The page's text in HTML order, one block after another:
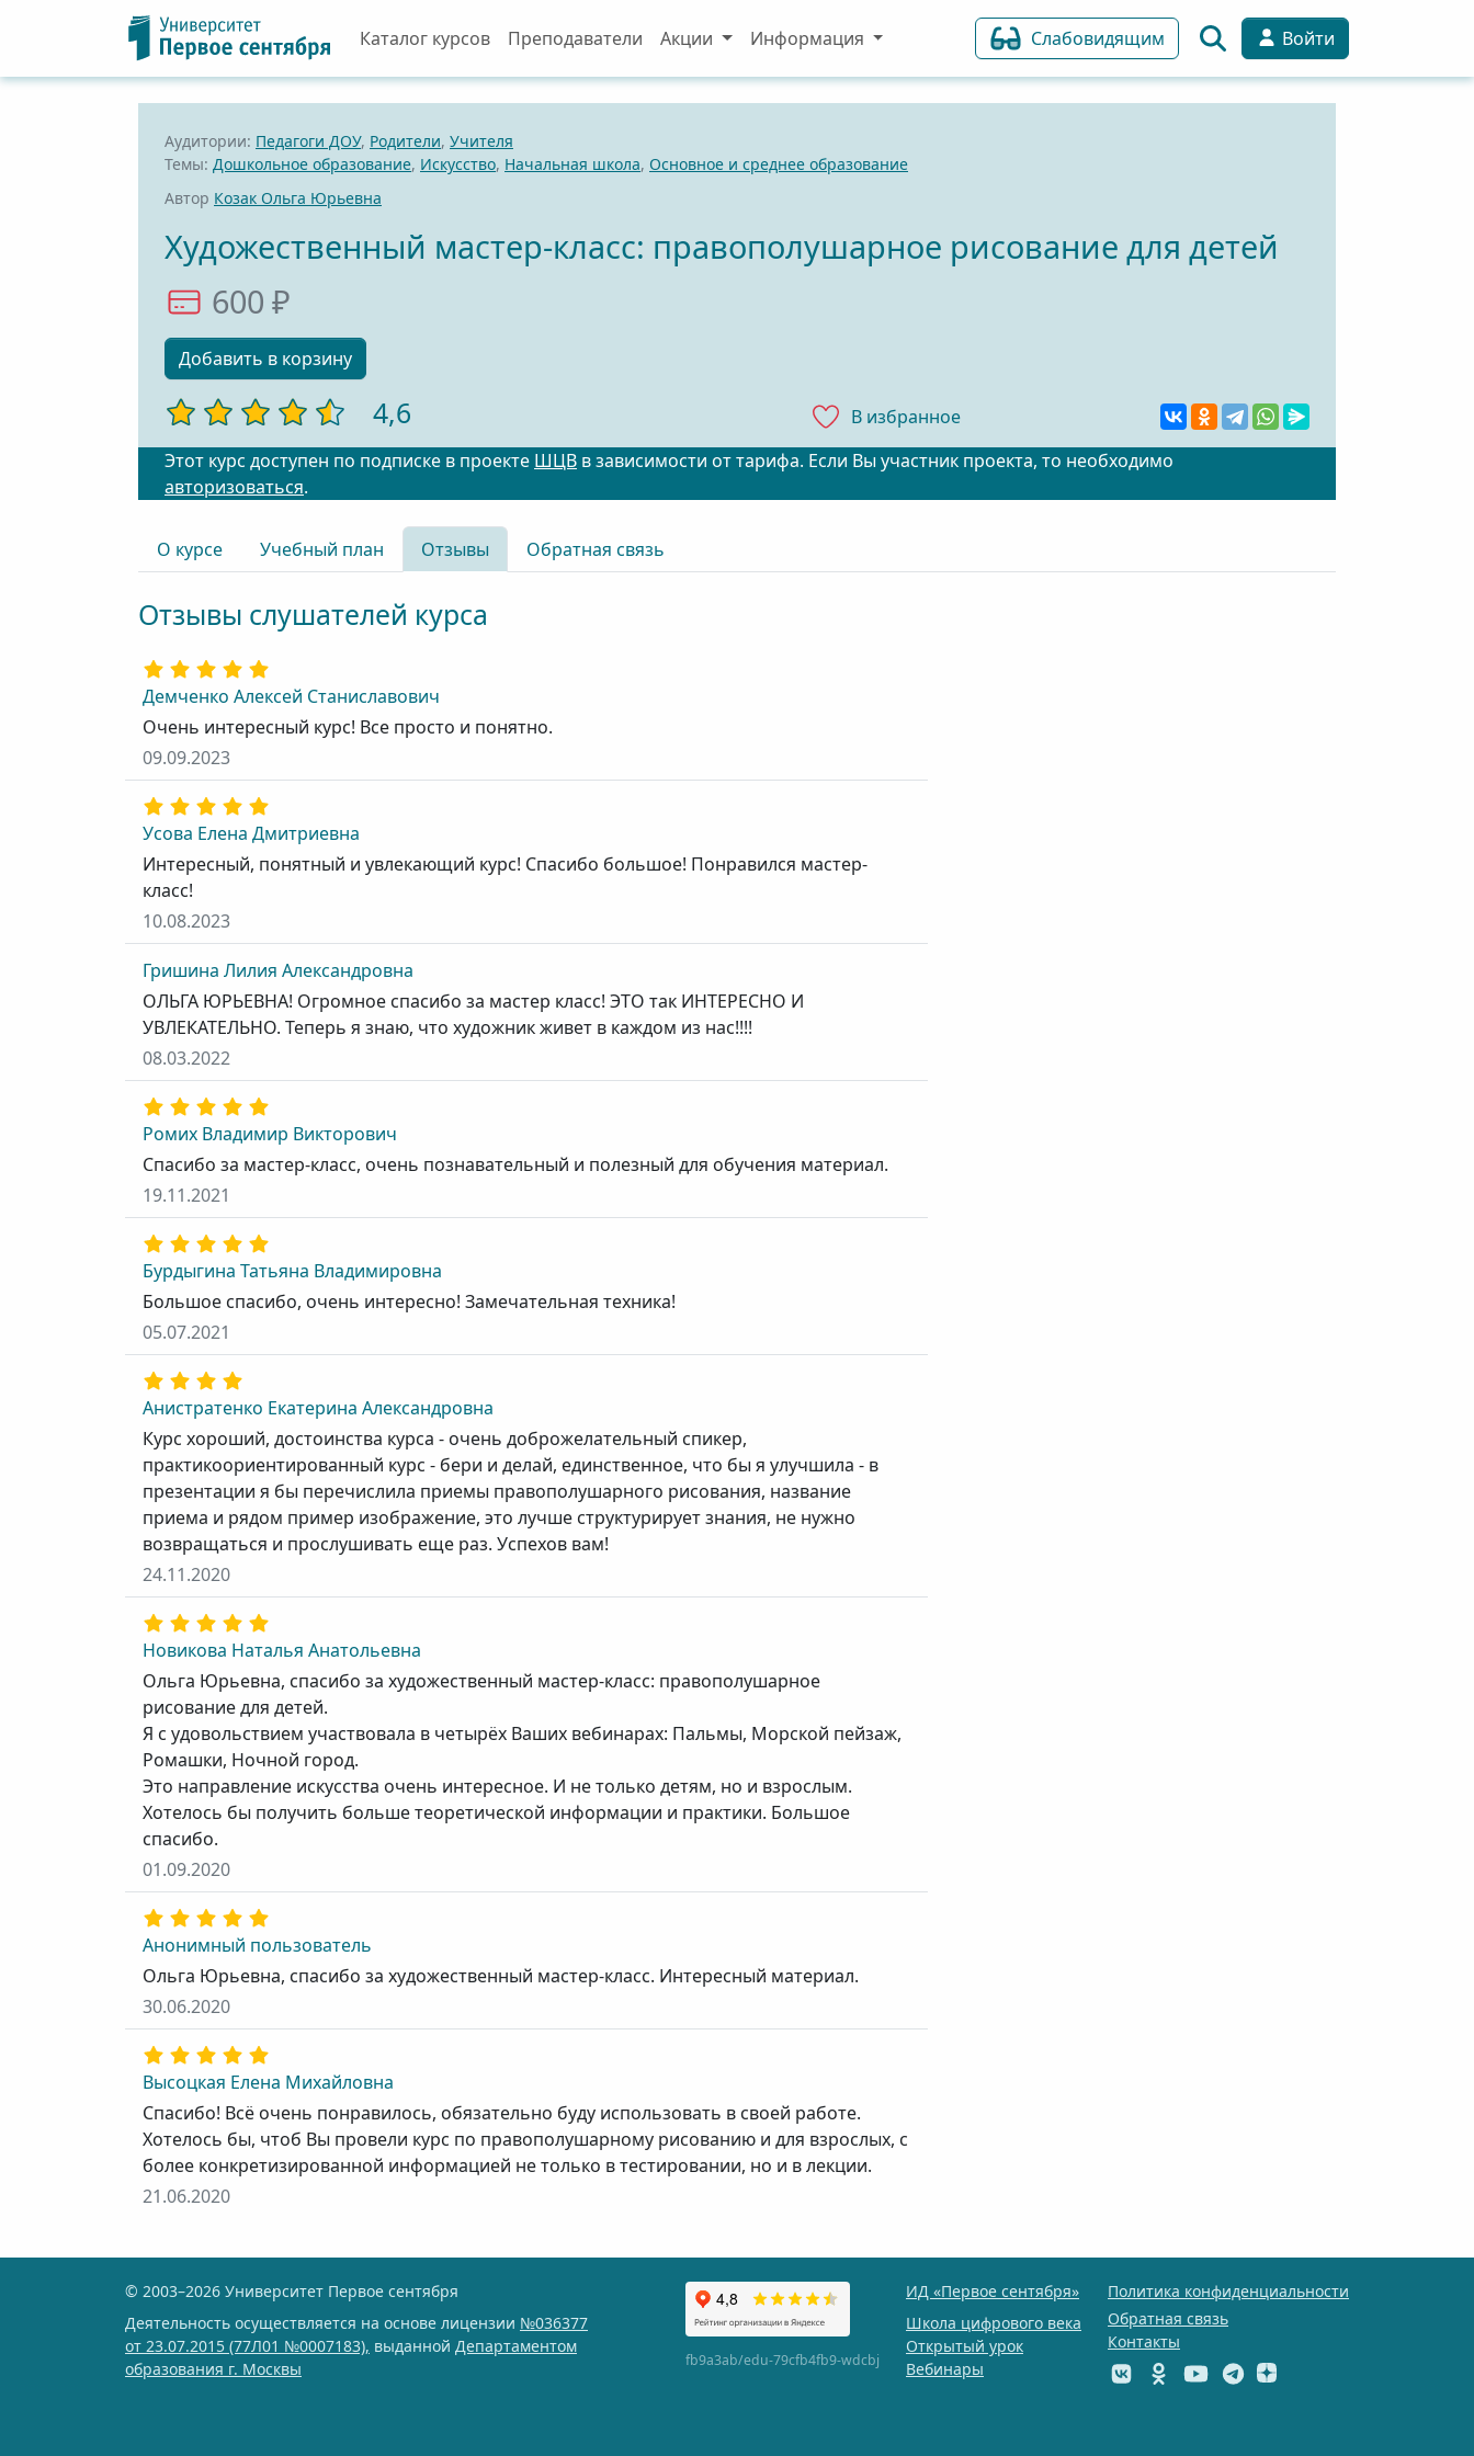
Каталог курсов Преподаватели Акции Информация Слабовидящим Войти
Аудитории: Педагоги ДОУ, Родители, Учителя
Темы: Дошкольное образование, Искусство, Начальная школа, Основное и среднее образование
Автор Козак Ольга Юрьевна
Художественный мастер-класс: правополушарное рисование для детей
600 ₽
Добавить в корзину
4,6
В избранноe
Этот курс доступен по подписке в проекте ШЦВ в зависимости от тарифа. Если Вы участник проекта, то необходимо
авторизоваться.
О курсе Учебный план Отзывы Обратная связь
Отзывы слушателей курса
Демченко Алексей Станиславович
Очень интересный курс! Все просто и понятно.
09.09.2023
Усова Елена Дмитриевна
Интересный, понятный и увлекающий курс! Спасибо большое! Понравился мастер-
класс!
10.08.2023
Гришина Лилия Александровна
ОЛЬГА ЮРЬЕВНА! Огромное спасибо за мастер класс! ЭТО так ИНТЕРЕСНО И
УВЛЕКАТЕЛЬНО. Теперь я знаю, что художник живет в каждом из нас!!!!
08.03.2022
Ромих Владимир Викторович
Спасибо за мастер-класс, очень познавательный и полезный для обучения материал.
19.11.2021
Бурдыгина Татьяна Владимировна
Большое спасибо, очень интересно! Замечательная техника!
05.07.2021
Анистратенко Екатерина Александровна
Курс хороший, достоинства курса - очень доброжелательный спикер,
практикоориентированный курс - бери и делай, единственное, что бы я улучшила - в
презентации я бы перечислила приемы правополушарного рисования, название
приема и рядом пример изображение, это лучше структурирует знания, не нужно
возвращаться и прослушивать еще раз. Успехов вам!
24.11.2020
Новикова Наталья Анатольевна
Ольга Юрьевна, спасибо за художественный мастер-класс: правополушарное
рисование для детей.
Я с удовольствием участвовала в четырёх Ваших вебинарах: Пальмы, Морской пейзаж,
Ромашки, Ночной город.
Это направление искусства очень интересное. И не только детям, но и взрослым.
Хотелось бы получить больше теоретической информации и практики. Большое
спасибо.
01.09.2020
Анонимный пользователь
Ольга Юрьевна, спасибо за художественный мастер-класс. Интересный материал.
30.06.2020
Высоцкая Елена Михайловна
Спасибо! Всё очень понравилось, обязательно буду использовать в своей работе.
Хотелось бы, чтоб Вы провели курс по правополушарному рисованию и для взрослых, с
более конкретизированной информацией не только в тестировании, но и в лекции.
21.06.2020
© 2003–2026 Университет Первое сентября
Деятельность осуществляется на основе лицензии №036377
от 23.07.2015 (77Л01 №0007183), выданной Департаментом
образования г. Москвы
fb9a3ab/edu-79cfb4fb9-wdcbj
ИД «Первое сентября»
Школа цифрового века
Открытый урок
Вебинары
Политика конфиденциальности
Обратная связь
Контакты